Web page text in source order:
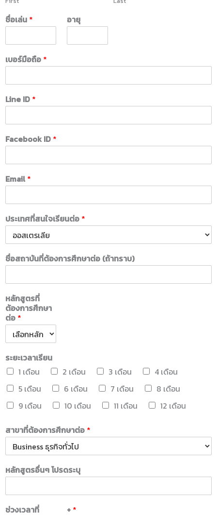
ชื่อเล่น * อายุ
เบอร์มือถือ *
Line ID *
Facebook ID *
Email *
ประเทศที่สนใจเรียนต่อ *
ชื่อสถาบันที่ต้องการศึกษาต่อ (ถ้าทราบ)
หลักสูตรที่
ต้องการศึกษา
ต่อ *
ระยะเวลาเรียน
1 เดือน
2 เดือน 3 เดือน
4 เดือน
5 เดือน
6 เดือน 7 เดือน
8 เดือน
9 เดือน
10 เดือน 11 เดือน 12 เดือน
สาขาที่ต้องการศึกษาต่อ *
หลักสูตรอื่นๆ โปรดระบุ
ช่วงเวลาที่
+ *